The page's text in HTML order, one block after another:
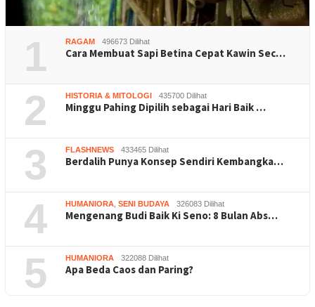
1 RAGAM 496673 Dilihat
Cara Membuat Sapi Betina Cepat Kawin Sec…
2 HISTORIA & MITOLOGI 435700 Dilihat
Minggu Pahing Dipilih sebagai Hari Baik …
3 FLASHNEWS 433465 Dilihat
Berdalih Punya Konsep Sendiri Kembangka…
4 HUMANIORA SENI BUDAYA 326083 Dilihat
Mengenang Budi Baik Ki Seno: 8 Bulan Abs…
5 HUMANIORA 322088 Dilihat
Apa Beda Caos dan Paring?